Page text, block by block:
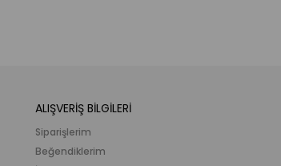
ALIŞVERİŞ BİLGİLERİ
Siparişlerim
Beğendiklerim